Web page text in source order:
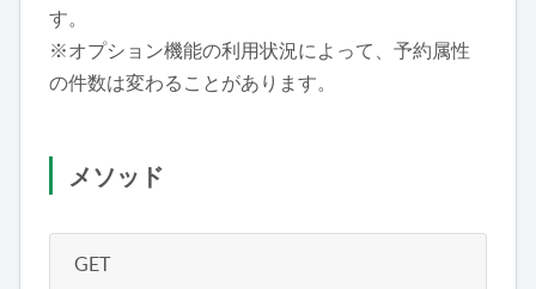
す。
※オプション機能の利用状況によって、予約属性
の件数は変わることがあります。
メソッド
GET